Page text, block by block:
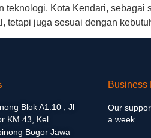
Kota Kendari,
tetapi juga sesuai dengan
Blok A1.10 , Jl
KM 43, Kel.
Bogor Jawa
Business
Our
a week.